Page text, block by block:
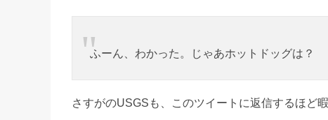
ふーん、わかった。じゃあホットドッグは？
さすがのUSGSも、このツイートに返信するほど